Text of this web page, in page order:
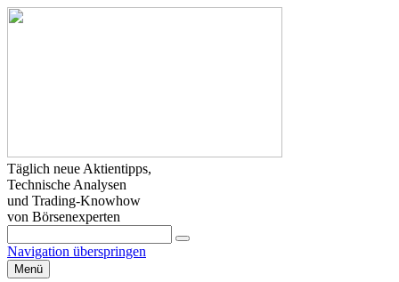
Täglich neue Aktientipps,
Technische Analysen
und Trading-Knowhow
von Börsenexperten
Navigation überspringen
Menü